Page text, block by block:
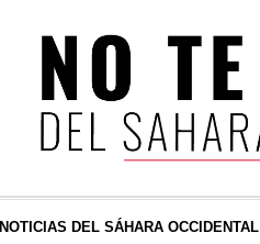
NOTICIAS DEL SÁHARA OCCIDENTAL